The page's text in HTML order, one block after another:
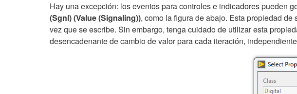
Hay una excepción: los eventos para controles e indicadores pueden
(Sgnl)(Value (Signaling)), como la figura de abajo. Esta propiedad
vez que se escribe. Sin embargo, tenga cuidado de utilizar esta
desencadenante de cambio de valor para cada iteración,